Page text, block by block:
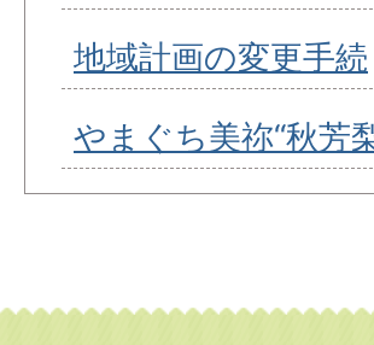
地域計画の変更手続
やまぐち美祢“秋芳